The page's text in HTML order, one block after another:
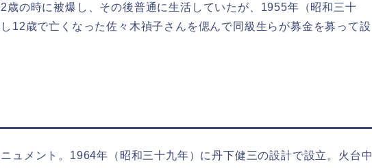
歳の時に被爆し、その後普通に生活していたが、1955年（昭和三十
12歳で亡くなった佐々木禎子さんを偲んで同級生らが募金を募って設
ュメント。1964年（昭和三十九年）に丹下健三の設計で設立。火台中